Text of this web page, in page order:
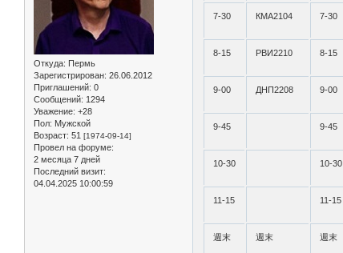
Откуда: Пермь
Зарегистрирован: 26.06.2012
Приглашений: 0
Сообщений: 1294
Уважение: +28
Пол: Мужской
Возраст: 51 [1974-09-14]
Провел на форуме:
2 месяца 7 дней
Последний визит:
04.04.2025 10:00:59
7-30 КМА2104 7-30
8-15 РВИ2210 8-15
9-00 ДНП2208 9-00
9-45 9-45
10-30 10-30
11-15 11-15
週末 週末 週末